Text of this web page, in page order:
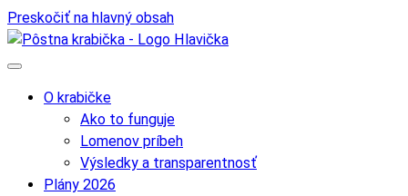
Preskočiť na hlavný obsah
O krabičke
Ako to funguje
Lomenov príbeh
Výsledky a transparentnosť
Plány 2026